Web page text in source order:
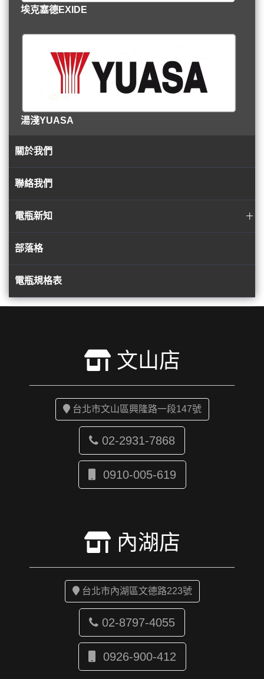
埃克塞德EXIDE
湯淺YUASA
關於我們
聯絡我們
電瓶新知
部落格
電瓶規格表
文山店
台北市文山區興隆路一段147號
02-2931-7868
0910-005-619
內湖店
台北市內湖區文德路223號
02-8797-4055
0926-900-412